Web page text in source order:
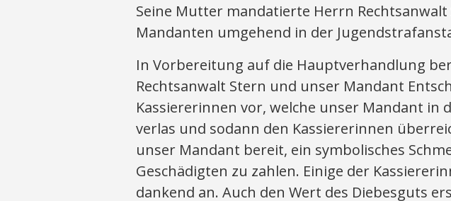
Seine Mutter mandatierte Herrn
Mandanten umgehend in der
In Vorbereitung auf die Hauptverhandlung
Rechtsanwalt Stern und unser Mandant
Kassiererinnen vor, welche unser Mandant in
verlas und sodann den Kassiererinnen
unser Mandant bereit, ein symbolisches
Geschädigten zu zahlen. Einige der
dankend an. Auch den Wert des Diebesguts